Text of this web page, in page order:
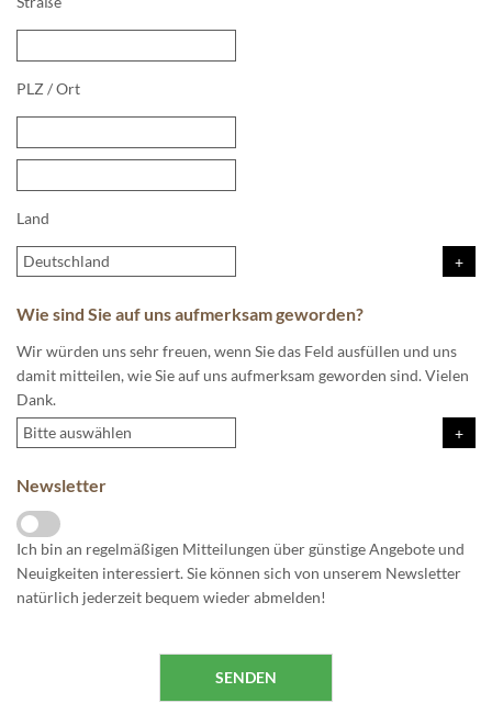
PLZ/Ort
Land
Wie sind Sie auf uns aufmerksam geworden?
Wir würden uns sehr freuen, wenn Sie das Feld ausfüllen und uns
damit mitteilen, wie Sie auf uns aufmerksam geworden sind. Vielen
Dank.
Newsletter
Ich bin an regelmäßigen Mitteilungen über günstige Angebote und
Neuigkeiten interessiert. Sie können sich von unserem Newsletter
natürlich jederzeit bequem wieder abmelden!